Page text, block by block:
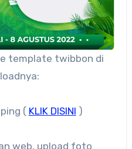
template twibbon di
( KLIK DISINI )
web, upload foto